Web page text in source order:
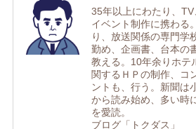
35年以上にわたり、TV
イベント制作に携わる
り、放送関係の専門学
勤め、企画書、台本の
教える。10年余りホテ
関するＨＰの制作、コ
ントも、行う。新聞は
から読み始め、多い時
を愛読。
ブログ「トクダス」